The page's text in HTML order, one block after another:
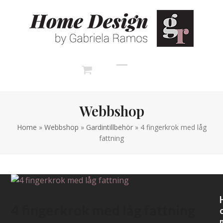
mobile
menu
mobile
menu
Webbshop
Home » Webbshop » Gardintillbehör» 4 fingerkrok med låg
fattning